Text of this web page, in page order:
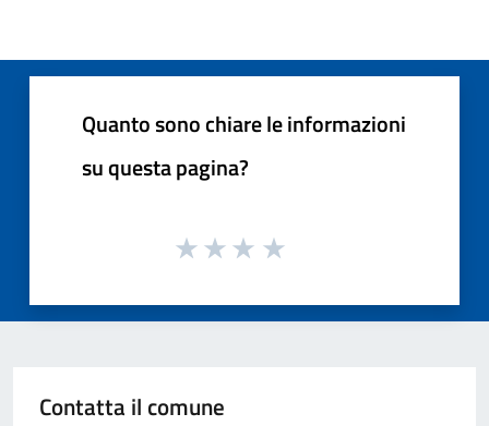
Quanto sono chiare le informazioni
su questa pagina?
Contatta il comune